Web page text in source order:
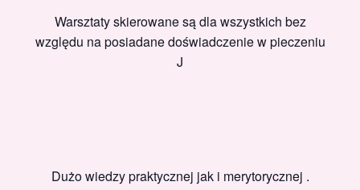
Warsztaty skierowane są dla wszystkich bez
względu na posiadane doświadczenie w pieczeniu
J
Dużo wiedzy praktycznej jak i merytorycznej .